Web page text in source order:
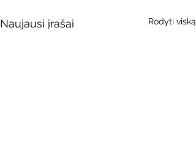
Naujausi įrašai Rodyti viską